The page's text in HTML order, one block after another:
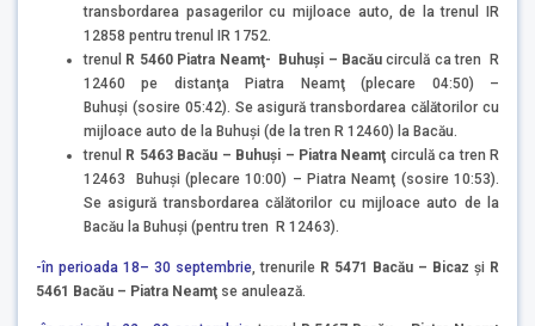
transbordarea pasagerilor cu mijloace auto, de la trenul IR
12858 pentru trenul IR 1752.
trenul
R 5460 Piatra Neamţ- Buhuşi – Bacău circulă ca tren R
12460 pe distanţa Piatra Neamţ (plecare 04:50) –
Buhuşi (sosire 05:42). Se asigură transbordarea călătorilor cu
mijloace auto de la Buhuşi (de la tren R 12460) la Bacău.
trenul
R 5463 Bacău – Buhuşi – Piatra Neamţ circulă ca tren R
12463 Buhuşi (plecare 10:00) – Piatra Neamţ (sosire 10:53).
Se asigură transbordarea călătorilor cu mijloace auto de la
Bacău la Buhuşi (pentru tren R 12463).
-în perioada 18– 30 septembrie, trenurile R 5471 Bacău – Bicaz şi R
5461 Bacău – Piatra Neamţ se anulează.